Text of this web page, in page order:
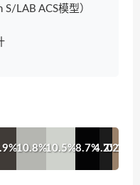
LAB ACS模型）
10.8%10.5%8.7%4.7%
2.2%
0.1%